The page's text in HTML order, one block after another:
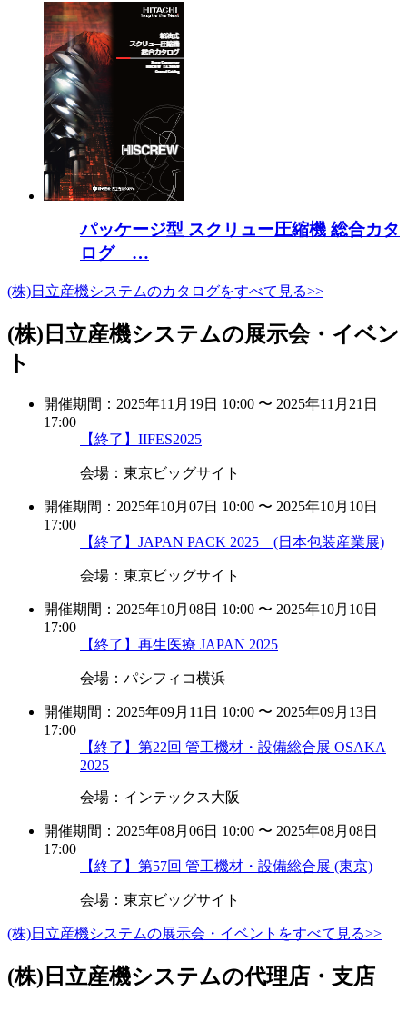
パッケージ型 スクリュー圧縮機 総合カタ
ログ …
(株)日立産機システムのカタログをすべて見る>>
(株)日立産機システムの展示会・イベン
ト
開催期間：2025年11月19日 10:00 〜 2025年11月21日
17:00
【終了】IIFES2025
会場：東京ビッグサイト
開催期間：2025年10月07日 10:00 〜 2025年10月10日
17:00
【終了】JAPAN PACK 2025 (日本包装産業展)
会場：東京ビッグサイト
開催期間：2025年10月08日 10:00 〜 2025年10月10日
17:00
【終了】再生医療 JAPAN 2025
会場：パシフィコ横浜
開催期間：2025年09月11日 10:00 〜 2025年09月13日
17:00
【終了】第22回 管工機材・設備総合展 OSAKA
2025
会場：インテックス大阪
開催期間：2025年08月06日 10:00 〜 2025年08月08日
17:00
【終了】第57回 管工機材・設備総合展 (東京)
会場：東京ビッグサイト
(株)日立産機システムの展示会・イベントをすべて見る>>
(株)日立産機システムの代理店・支店